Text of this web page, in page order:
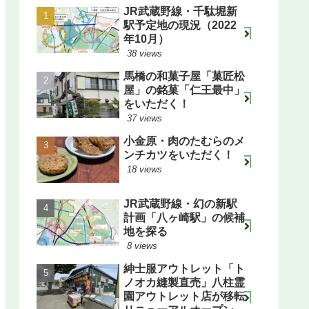
JR武蔵野線・千駄堀新
駅予定地の現況（2022
年10月）
38 views
馬橋の和菓子屋「菓匠松
屋」の銘菓「仁王最中」
をいただく！
37 views
小金原・肉のたむらのメ
ンチカツをいただく！
18 views
JR武蔵野線・幻の新駅
計画「八ヶ崎駅」の候補
地を探る
8 views
紳士服アウトレット「ト
ノオカ縫製直売」八柱霊
園アウトレット店が移転